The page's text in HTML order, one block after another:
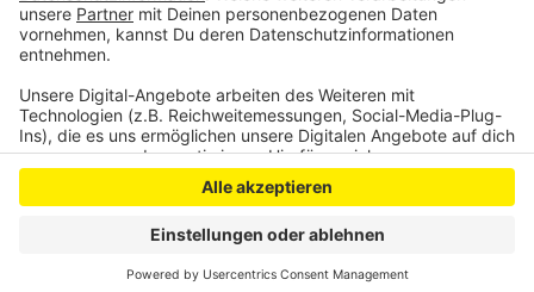
Anzeige
Anzeige